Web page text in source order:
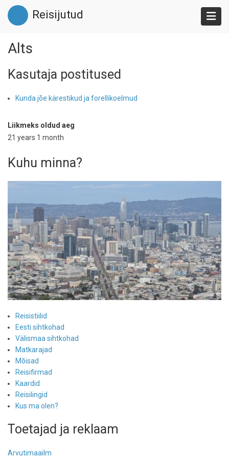
Liigu
edasi
põhisisu
Reisijutud
Alts
Kasutaja postitused
Kunda jõe kärestikud ja forellikoelmud
Liikmeks oldud aeg
21 years 1 month
Kuhu minna?
Reisistiilid
Eesti sihtkohad
Välismaa sihtkohad
Matkarajad
Mõisad
Reisifirmad
Kaardid
Reisilingid
Kus ma olen?
Toetajad ja reklaam
Arvutimaailm